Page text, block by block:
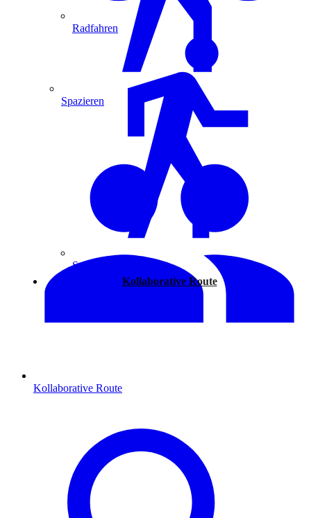
Radfahren
Spazieren
Kollaborative Route
Spazieren
Kollaborative Route